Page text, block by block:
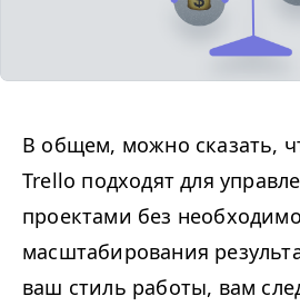
В общем, можно сказать,
Trello подходят для
проектами без
масштабирования
ваш стиль работы, вам